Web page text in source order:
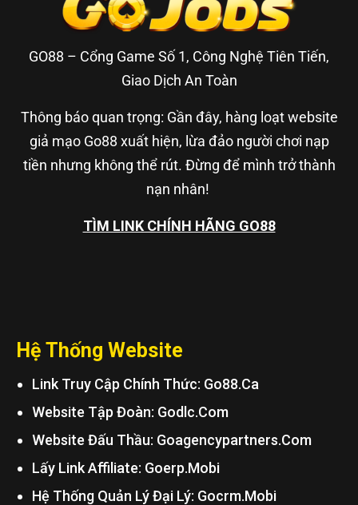
GO88 – Cổng Game Số 1, Công Nghệ Tiên Tiến,
Giao Dịch An Toàn
Thông báo quan trọng: Gần đây, hàng loạt website
giả mạo Go88 xuất hiện, lừa đảo người chơi nạp
tiền nhưng không thể rút. Đừng để mình trở thành
nạn nhân!
TÌM LINK CHÍNH HÃNG GO88
Hệ Thống Website
Link Truy Cập Chính Thức: Go88.ca
Website Tập Đoàn: Godlc.com
Website Đấu Thầu: Goagencypartners.com
Lấy Link Affiliate: Goerp.mobi
Hệ Thống Quản Lý Đại Lý: Gocrm.mobi